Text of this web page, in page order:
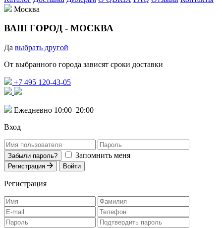
Москва
ВАШ ГОРОД - МОСКВА
Да выбрать другой
От выбранного города зависят сроки доставки
+7 495 120-43-05
Ежедневно 10:00–20:00
Вход
Забыли пароль? Запомнить меня
Регистрация Войти
Регистрация